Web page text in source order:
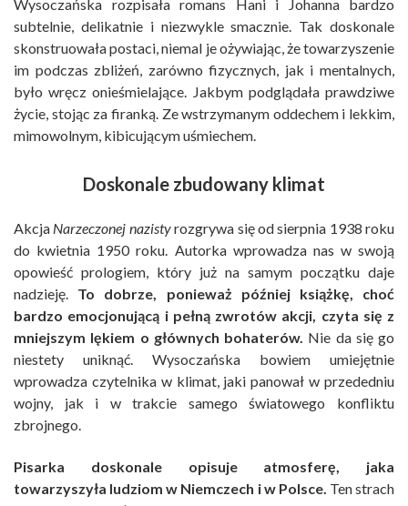
Wysoczańska rozpisała romans Hani i Johanna bardzo
subtelnie, delikatnie i niezwykle smacznie. Tak doskonale
skonstruowała postaci, niemal je ożywiając, że towarzyszenie
im podczas zbliżeń, zarówno fizycznych, jak i mentalnych,
było wręcz onieśmielające. Jakbym podglądała prawdziwe
życie, stojąc za firanką. Ze wstrzymanym oddechem i lekkim,
mimowolnym, kibicującym uśmiechem.
Doskonale zbudowany klimat
Akcja Narzeczonej nazistyrozgrywa się od sierpnia 1938 roku
do kwietnia 1950 roku. Autorka wprowadza nas w swoją
opowieść prologiem, który już na samym początku daje
nadzieję. To dobrze, ponieważ później książkę, choć
bardzo emocjonującą i pełną zwrotów akcji, czyta się z
mniejszym lękiem o głównych bohaterów. Nie da się go
niestety uniknąć. Wysoczańska bowiem umiejętnie
wprowadza czytelnika w klimat, jaki panował w przededniu
wojny, jak i w trakcie samego światowego konfliktu
zbrojnego.
Pisarka doskonale opisuje atmosferę, jaka
towarzyszyła ludziom w Niemczech i w Polsce. Ten strach